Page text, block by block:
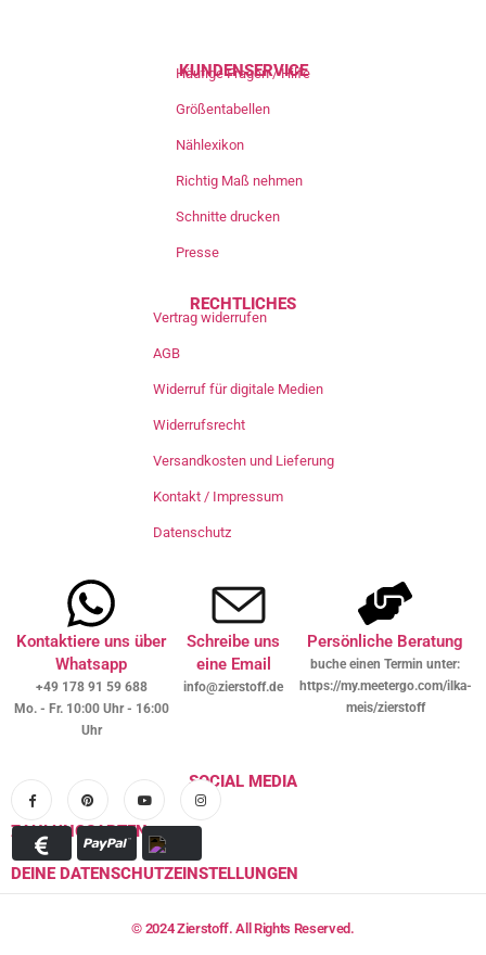
KUNDENSERVICE
Häufige Fragen / Hilfe
Größentabellen
Nählexikon
Richtig Maß nehmen
Schnitte drucken
Presse
RECHTLICHES
Vertrag widerrufen
AGB
Widerruf für digitale Medien
Widerrufsrecht
Versandkosten und Lieferung
Kontakt / Impressum
Datenschutz
Kontaktiere uns über
Whatsapp
+49 178 91 59 688
Mo. - Fr. 10:00 Uhr - 16:00
Uhr
Schreibe uns
eine Email
info@zierstoff.de
Persönliche Beratung
buche einen Termin unter:
https://my.meetergo.com/ilka-
meis/zierstoff
SOCIAL MEDIA
ZAHLUNGSARTEN
DEINE DATENSCHUTZEINSTELLUNGEN
© 2024 Zierstoff. All Rights Reserved.